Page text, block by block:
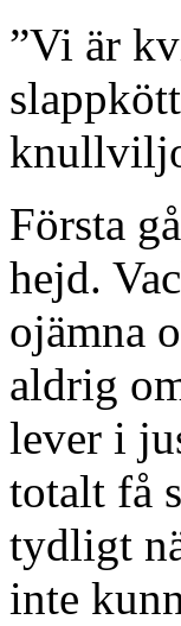
”Vi är
Första
hejd.
ojämna
aldrig
lever i
totalt få
tydligt
inte